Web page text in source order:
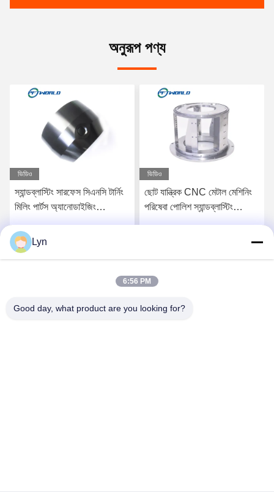
অনুরূপ পণ্য
ভিডিও
স্যান্ডব্লাস্টিং সারফেস সিএনসি টার্নিং
মিলিং পার্টস অ্যানোডাইজিং
ভিডিও
ছোট যান্ত্রিক CNC মেটাল মেশিনিং
পরিষেবা পোলিশ স্যান্ডব্লাস্টিং
Lyn
6:56 PM
Good day, what product are you looking for?